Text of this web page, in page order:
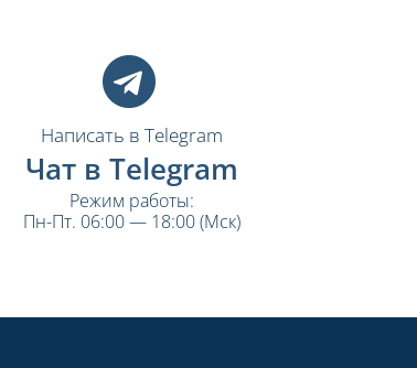
Написать в Telegram
Чат в Telegram
Режим работы:
Пн-Пт. 06:00 — 18:00 (Мск)